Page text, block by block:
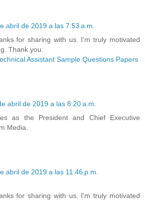
abril de 2019 a las 7:53 a.m.
for sharing with us. I’m truly motivated
Thank you.
Assistant Sample Questions Papers
abril de 2019 a las 8:20 a.m.
as the President and Chief Executive
Media.
abril de 2019 a las 11:46 p.m.
for sharing with us. I'm truly motivated